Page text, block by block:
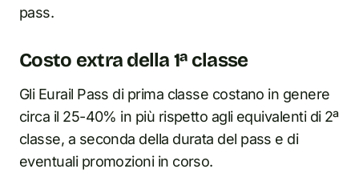
pass.
Costo extra della 1ª classe
Gli Eurail Pass di prima classe costano in genere
circa il 25-40% in più rispetto agli equivalenti di 2ª
classe, a seconda della durata del pass e di
eventuali promozioni in corso.